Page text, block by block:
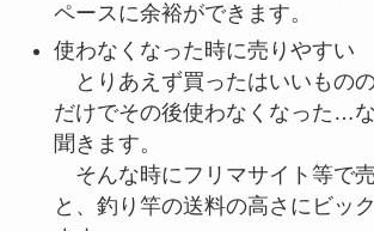
ペースに余裕ができます。
使わなくなった時に売りやすい
とりあえず買ったはいいもの
だけでその後使わなくなった…
聞きます。
そんな時にフリマサイト等で
と、釣り竿の送料の高さにビッ